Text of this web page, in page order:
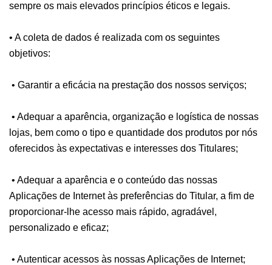
sempre os mais elevados princípios éticos e legais.
• A coleta de dados é realizada com os seguintes
objetivos:
• Garantir a eficácia na prestação dos nossos serviços;
• Adequar a aparência, organização e logística de nossas
lojas, bem como o tipo e quantidade dos produtos por nós
oferecidos às expectativas e interesses dos Titulares;
• Adequar a aparência e o conteúdo das nossas
Aplicações de Internet às preferências do Titular, a fim de
proporcionar-lhe acesso mais rápido, agradável,
personalizado e eficaz;
• Autenticar acessos às nossas Aplicações de Internet;